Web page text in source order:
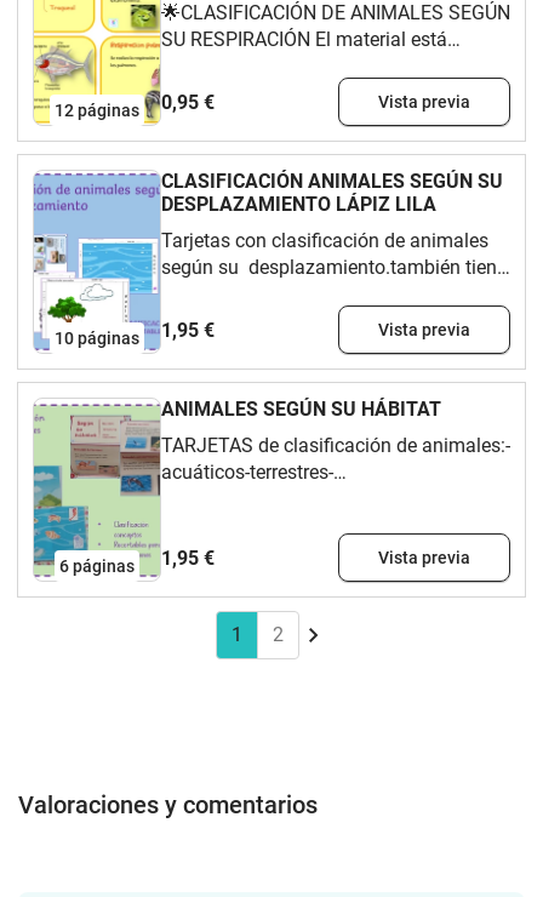
12páginas
🌟CLASIFICACIÓN DE ANIMALES SEGÚN
SU RESPIRACIÓN El material está
ciclo de primaria. Puedes encontrar: 🦊
fichas con la clasificación 🐧 hojas en
las que dibujar los animales
correspondientes. 🐰 A mis alumnos se
les facilitó la comprensión de esta
0,95 € Vista previa
10páginas
CLASIFICACIÓN ANIMALES SEGÚN SU
DESPLAZAMIENTO LÁPIZ LILA
Tarjetas con clasificación de animales
según su desplazamiento.también tiene
clasificación.
1,95 € Vista previa
6páginas
ANIMALES SEGÚN SU HÁBITAT
TARJETAS de clasificación de animales:-
acuáticos-terrestres-
hábitat.
1,95 € Vista previa
1 2
Valoraciones y comentarios